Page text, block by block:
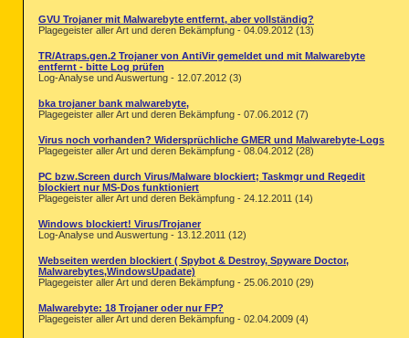
GVU Trojaner mit Malwarebyte entfernt, aber vollständig?
Plagegeister aller Art und deren Bekämpfung - 04.09.2012 (13)
TR/Atraps.gen.2 Trojaner von AntiVir gemeldet und mit Malwarebyte
entfernt - bitte Log prüfen
Log-Analyse und Auswertung - 12.07.2012 (3)
bka trojaner bank malwarebyte,
Plagegeister aller Art und deren Bekämpfung - 07.06.2012 (7)
Virus noch vorhanden? Widersprüchliche GMER und Malwarebyte-Logs
Plagegeister aller Art und deren Bekämpfung - 08.04.2012 (28)
PC bzw.Screen durch Virus/Malware blockiert; Taskmgr und Regedit
blockiert nur MS-Dos funktioniert
Plagegeister aller Art und deren Bekämpfung - 24.12.2011 (14)
Windows blockiert! Virus/Trojaner
Log-Analyse und Auswertung - 13.12.2011 (12)
Webseiten werden blockiert ( Spybot & Destroy, Spyware Doctor,
Malwarebytes,WindowsUpadate)
Plagegeister aller Art und deren Bekämpfung - 25.06.2010 (29)
Malwarebyte: 18 Trojaner oder nur FP?
Plagegeister aller Art und deren Bekämpfung - 02.04.2009 (4)